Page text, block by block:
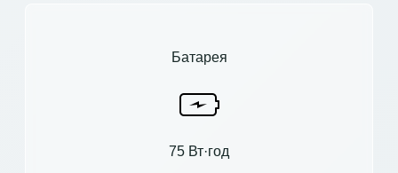
Батарея
75 Вт·год